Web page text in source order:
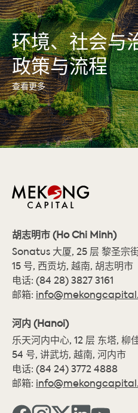
环境、社会与
政策与流程
查看更多
胡志明市 (Ho Chi Minh)
Sonatus 大厦, 25 层 黎圣宗
15 号, 西贡坊, 越南, 胡志明市
电话: (84 28) 3827 3161
邮箱:
河内 (Hanoi)
乐天河内中心, 12 层 东塔, 柳
54 号, 讲武坊, 越南, 河内市
电话: (84 24) 3772 4888
邮箱: